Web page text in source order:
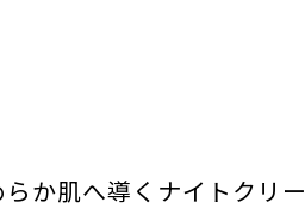
か肌へ導くナイトクリー